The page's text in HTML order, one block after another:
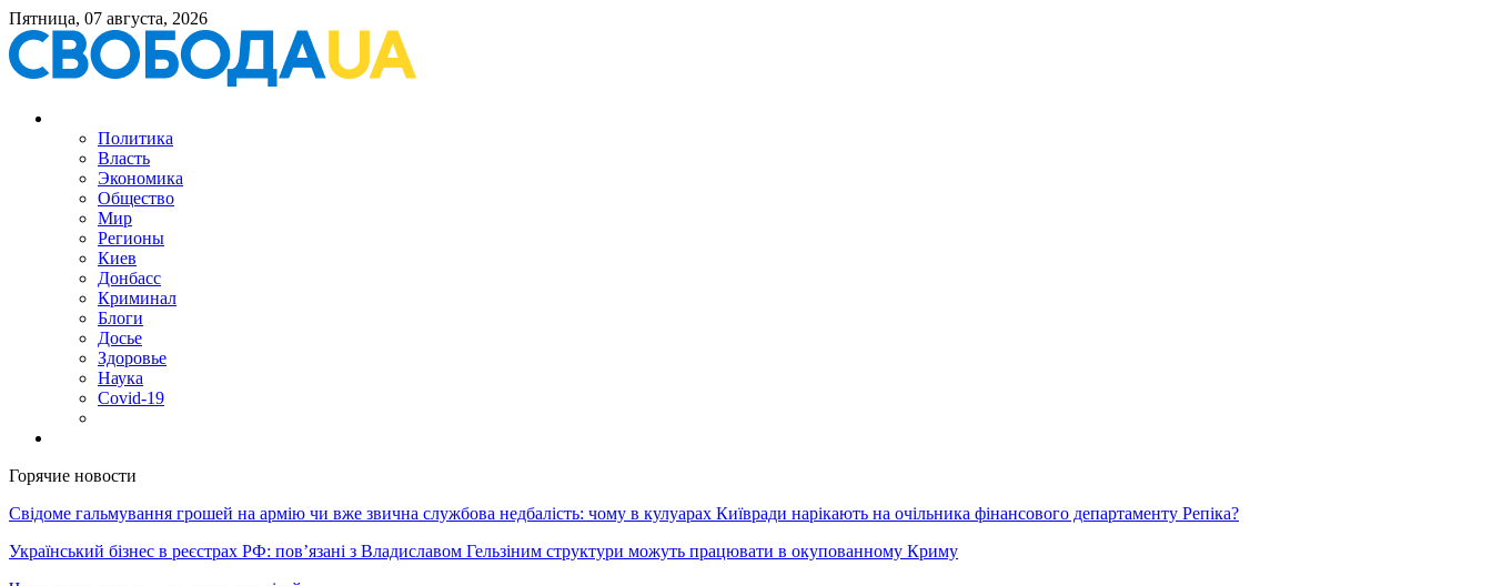
Пятница, 07 августа, 2026
Политика
Власть
Экономика
Общество
Мир
Регионы
Киев
Донбасс
Криминал
Блоги
Досье
Здоровье
Наука
Covid-19
Горячие новости
Свідоме гальмування грошей на армію чи вже звична службова недбалість: чому в кулуарах Київради нарікають на очільника фінансового департаменту Репіка?
Український бізнес в реєстрах РФ: пов’язані з Владиславом Гельзіним структури можуть працювати в окупованному Криму